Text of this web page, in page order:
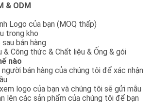
& ODM
Logo của bạn (MOQ thấp)
trong kho
bán hàng
& Công thức & Chất liệu & Ống & gói
nào
bán hàng của chúng tôi để xác nhận
logo của bạn và chúng tôi sẽ gửi mẫu
lên các sản phẩm của chúng tôi để bạn